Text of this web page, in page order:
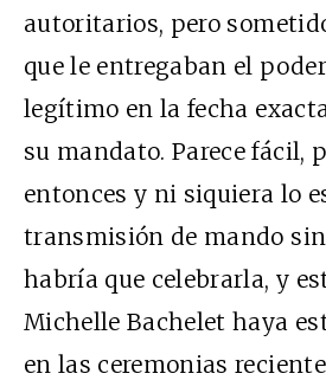
autoritarios, pero
que le entregaban el
legítimo en la fecha
su mandato. Parece fácil,
entonces y ni siquiera lo
transmisión de mando
habría que celebrarla, y
Michelle Bachelet haya
en las ceremonias